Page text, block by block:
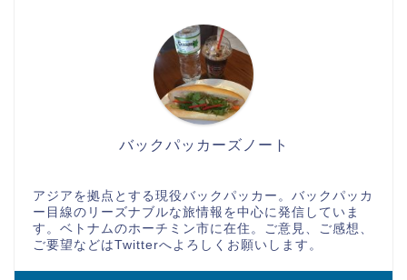
バックパッカーズノート
アジアを拠点とする現役バックパッカー。バックパッカ
ー目線のリーズナブルな旅情報を中心に発信していま
す。ベトナムのホーチミン市に在住。ご意見、ご感想、
ご要望などはTwitterへよろしくお願いします。